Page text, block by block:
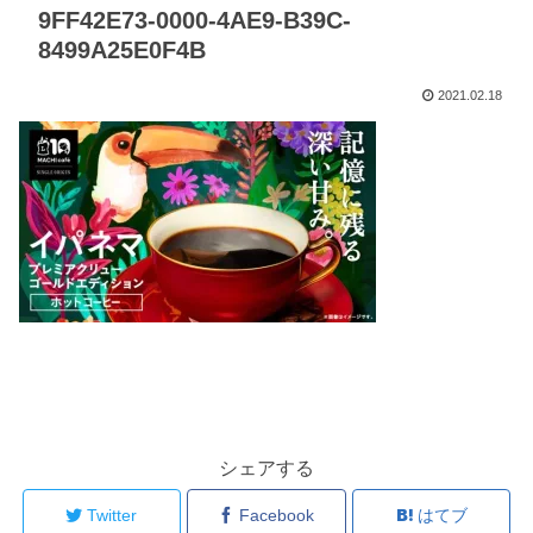
9FF42E73-0000-4AE9-B39C-
8499A25E0F4B
2021.02.18
シェアする
Twitter Facebook はてブ